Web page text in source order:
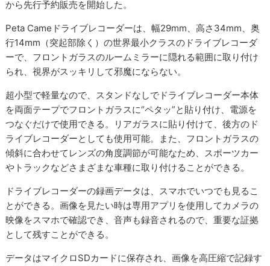
から先行予約販売を開始した。
Peta Cameドライブレコーダーは、幅29mm、高さ34mm、奥
行14mm（突起部除く）の世界最小クラスのドライブレコーダ
ーで、フロントガラスのルームミラーに隠れる範囲に取り付け
られ、視界がスッキリして邪魔にならない。
超小型で軽量なので、スタンドなしでドライブレコーダー本体
を両面テープでフロントガラスに“ペタッ”と貼り付け、電源を
つなぐだけで使用できる。リアガラスに貼り付けて、後方のド
ライブレコーダーとしても使用可能。また、フロントガラスの
傾斜に合わせてレンズの角度調節が可能なため、スポーツカー
やトラックなどさまざまな車種に取り付けることができる。
ドライブレコーダーの録画データは、スマホでいつでも見るこ
とができる。画像を見たい時は専用アプリを使用してカメラの
映像をスマホで確認でき、音声も録音されるので、重要な証拠
として残すことができる。
データはマイクロSDカードに保存され、画像を高圧縮で記録す